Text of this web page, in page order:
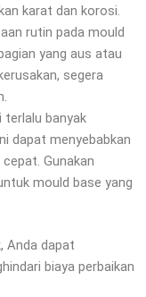
karat dan korosi.
rutin pada mould
yang aus atau
segera
terlalu banyak
dapat menyebabkan
Gunakan
mould base yang
Anda dapat
biaya perbaikan